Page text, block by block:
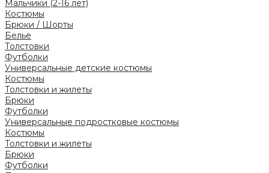
Мальчики (2-16 лет)
Костюмы
Брюки / Шорты
Белье
Толстовки
Футболки
Универсальные детские костюмы
Костюмы
Толстовки и жилеты
Брюки
Футболки
Универсальные подростковые костюмы
Костюмы
Толстовки и жилеты
Брюки
Футболки